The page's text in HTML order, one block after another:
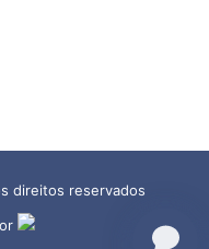
direitos reservados